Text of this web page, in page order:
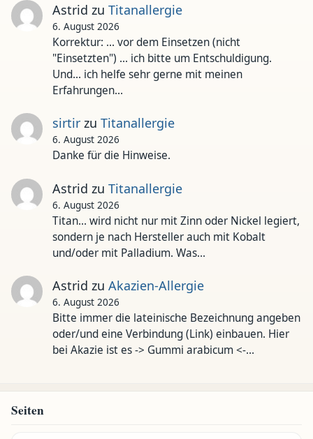
Astrid zu Titanallergie
6. August 2026
Korrektur: ... vor dem Einsetzen (nicht
"Einsetzten") ... ich bitte um Entschuldigung.
Und... ich helfe sehr gerne mit meinen
Erfahrungen…
sirtirzu Titanallergie
6. August 2026
Danke für die Hinweise.
Astrid zu Titanallergie
6. August 2026
Titan... wird nicht nur mit Zinn oder Nickel legiert,
sondern je nach Hersteller auch mit Kobalt
und/oder mit Palladium. Was…
Astrid zu Akazien-Allergie
6. August 2026
Bitte immer die lateinische Bezeichnung angeben
oder/und eine Verbindung (Link) einbauen. Hier
bei Akazie ist es -> Gummi arabicum <-…
Seiten